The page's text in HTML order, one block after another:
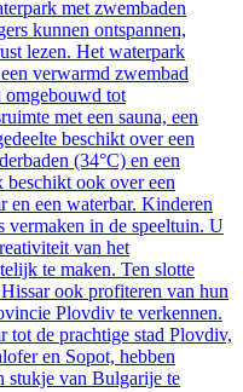
met zwembaden
kunnen ontspannen,
lezen. Het waterpark
verwarmd zwembad
omgebouwd tot
met een sauna, een
beschikt over een
(34°C) en een
beschikt ook over een
en een waterbar. Kinderen
vermaken in de speeltuin. U
van het
te maken. Ten slotte
ook profiteren van hun
Plovdiv te verkennen.
tot de prachtige stad Plovdiv,
en Sopot, hebben
stukje van Bulgarije te